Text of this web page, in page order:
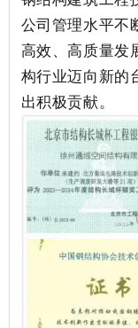
公司管理水平不
高效、高质量发
构行业迈向新的
出积极贡献。